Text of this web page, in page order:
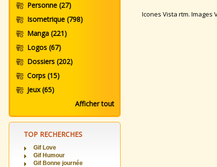
Personne (27)
Isometrique (798)
Manga (221)
Logos (67)
Dossiers (202)
Corps (15)
Jeux(65)
Afficher tout
TOP RECHERCHES
Gif Love
Gif Humour
Gif Bonne journée
Icones Vista rtm. Images